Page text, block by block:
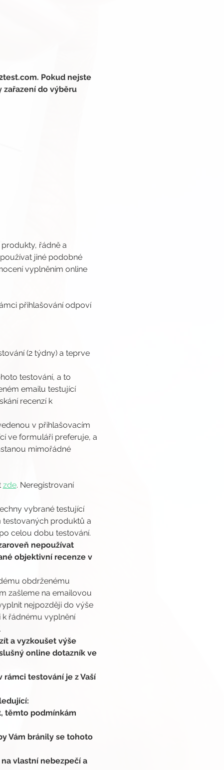
Pokud nejste
do výběru
řádně a
jiné podobné
vyplněním online
přihlašování odpoví
(2 týdny) a teprve
testování, a to
emailu testující
recenzí k
v přihlašovacím
ve formuláři preferuje, a
mimořádné
zde. Neregistrovaní
vybrané testující
testovaných produktů a
celou dobu testování.
nepoužívat
objektivní recenze v
obdrženému
zašleme na emailovou
nejpozději do výše
řádnému vyplnění
a vyzkoušet výše
online dotazník ve
testování je z Vaší
těmto podmínkám
Vám bránily se tohoto
vlastní nebezpečí a